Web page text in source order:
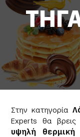
Στην κατηγορία
Experts θα βρεις
υψηλή θερμική